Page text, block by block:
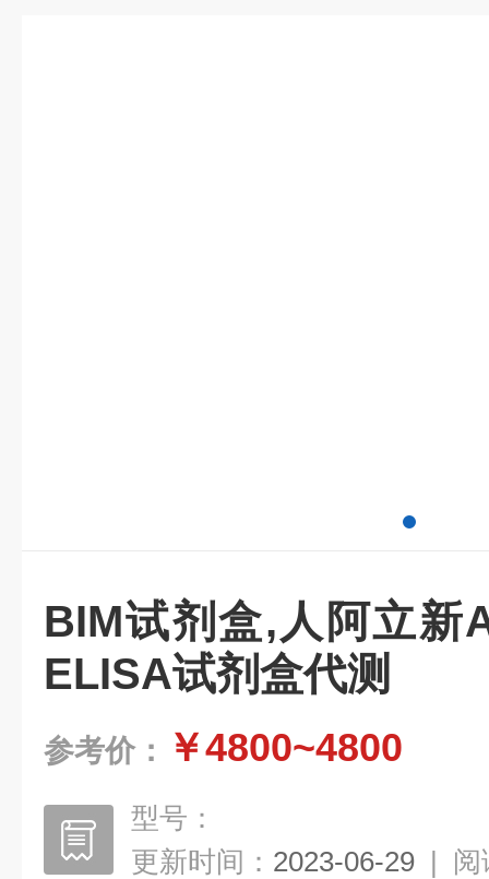
BIM试剂盒,人阿立新
ELISA试剂盒代测
参考价： ￥4800~4800
型号：
更新时间： 2023-06-29 | 阅